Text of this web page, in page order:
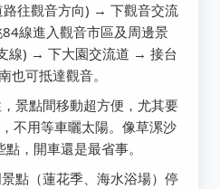
往觀音方向) → 下觀音交流
線進入觀音市區及周邊景
線) → 下大園交流道 → 接台
也可抵達觀音。
景點間移動超方便，尤其要
不用等車曬太陽。像草漯沙
，開車還是最省事。
點（蓮花季、海水浴場）停